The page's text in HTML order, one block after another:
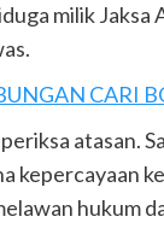
milik
CARI
atasan.
kepercayaan
hukum